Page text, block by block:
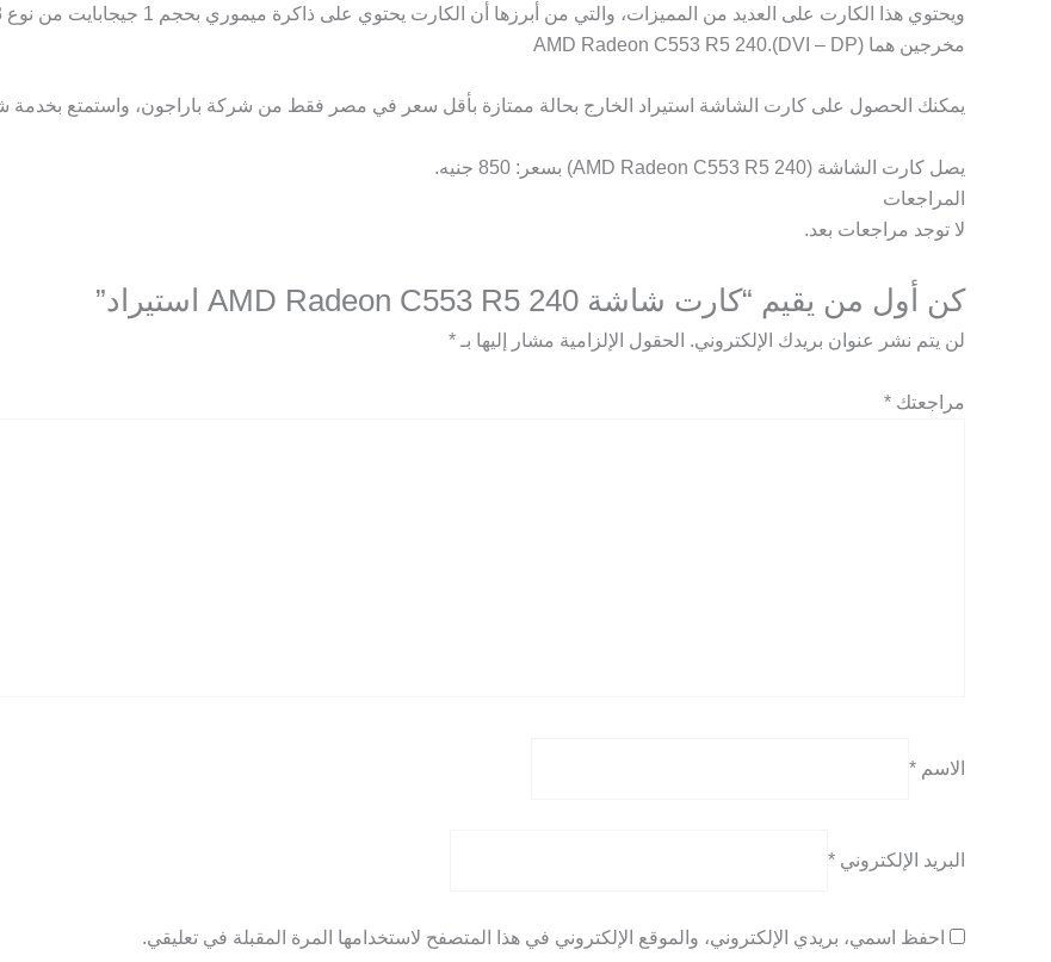
مخرجين هما (DVI – DP).AMD Radeon C553 R5 240
يمكنك الحصول على كارت الشاشة استيراد الخارج بحالة ممتازة بأقل سعر في مصر فقط من شركة باراجون، واستمتع بخدمة شحن مجانية مع ضمان
يصل كارت الشاشة (AMD Radeon C553 R5 240) بسعر: 850 جنيه.
المراجعات
لا توجد مراجعات بعد.
كن أول من يقيم “كارت شاشة AMD Radeon C553 R5 240 استيراد”
لن يتم نشر عنوان بريدك الإلكتروني. الحقول الإلزامية مشار إليها بـ *
مراجعتك *
الاسم *
البريد الإلكتروني *
احفظ اسمي، بريدي الإلكتروني، والموقع الإلكتروني في هذا المتصفح لاستخدامها المرة المقبلة في تعليقي.